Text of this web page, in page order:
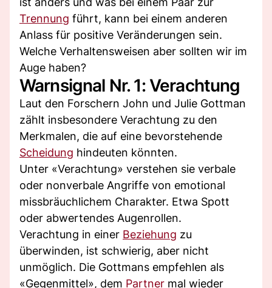
Trennung führt, kann bei einem anderen
Anlass für positive Veränderungen sein.
Welche Verhaltensweisen aber sollten wir im
Auge haben?
Warnsignal Nr. 1: Verachtung
Laut den Forschern John und Julie Gottman
zählt insbesondere Verachtung zu den
Merkmalen, die auf eine bevorstehende
Scheidung hindeuten könnten.
Unter «Verachtung» verstehen sie verbale
oder nonverbale Angriffe von emotional
missbräuchlichem Charakter. Etwa Spott
oder abwertendes Augenrollen.
Verachtung in einer Beziehung zu
überwinden, ist schwierig, aber nicht
unmöglich. Die Gottmans empfehlen als
«Gegenmittel», dem Partner mal wieder